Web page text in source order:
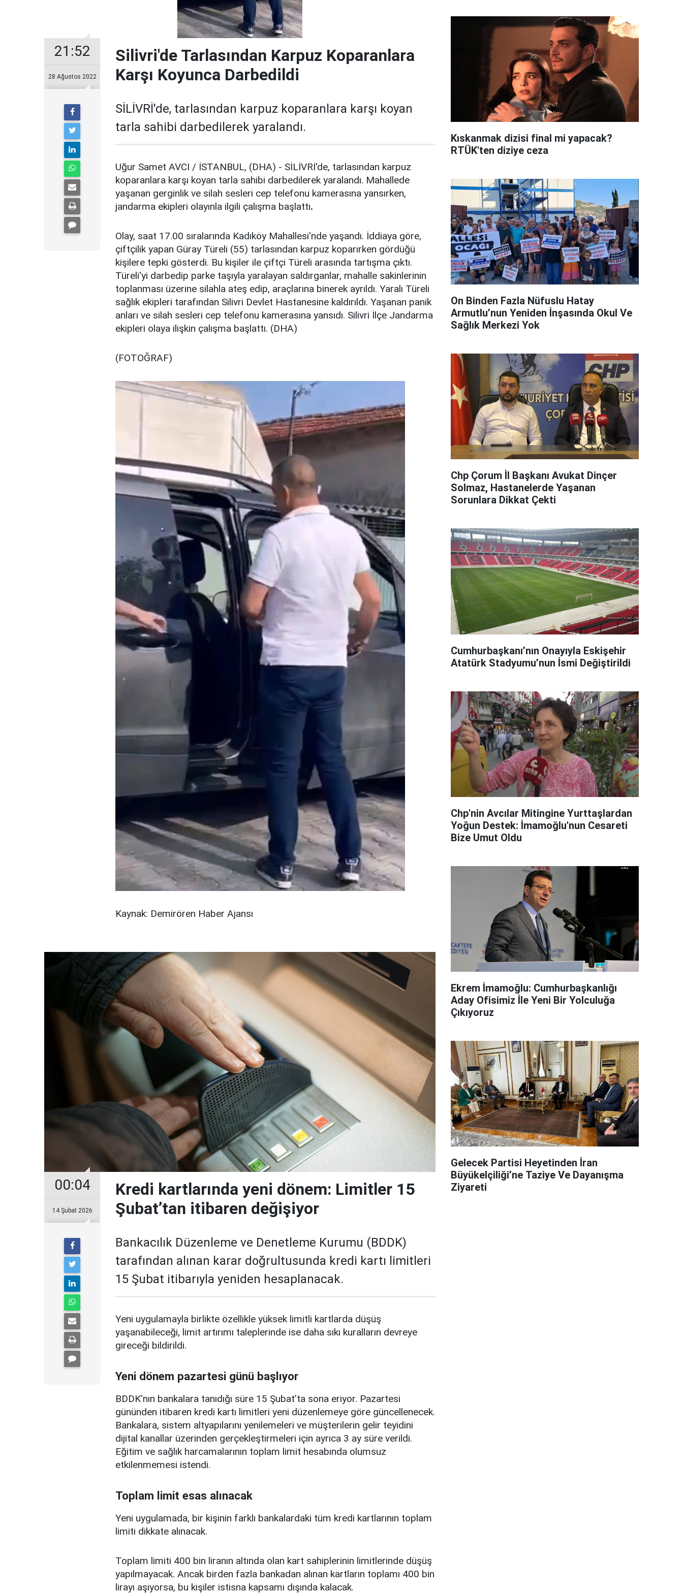
21:52
28 Ağustos 2022
Silivri'de Tarlasından Karpuz Koparanlara
Karşı Koyunca Darbedildi
SİLİVRİ'de, tarlasından karpuz koparanlara karşı koyan
tarla sahibi darbedilerek yaralandı.
Uğur Samet AVCI / İSTANBUL, (DHA) - SİLİVRİ'de, tarlasından karpuz
koparanlara karşı koyan tarla sahibi darbedilerek yaralandı. Mahallede
yaşanan gerginlik ve silah sesleri cep telefonu kamerasına yansırken,
jandarma ekipleri olayınla ilgili çalışma başlattı.
Olay, saat 17.00 sıralarında Kadıköy Mahallesi'nde yaşandı. İddiaya göre,
çiftçilik yapan Güray Türeli (55) tarlasından karpuz koparırken gördüğü
kişilere tepki gösterdi. Bu kişiler ile çiftçi Türeli arasında tartışma çıktı.
Türeli'yi darbedip parke taşıyla yaralayan saldırganlar, mahalle sakinlerinin
toplanması üzerine silahla ateş edip, araçlarına binerek ayrıldı. Yaralı Türeli
sağlık ekipleri tarafından Silivri Devlet Hastanesine kaldırıldı. Yaşanan panik
anları ve silah sesleri cep telefonu kamerasına yansıdı. Silivri İlçe Jandarma
ekipleri olaya ilişkin çalışma başlattı. (DHA)
(FOTOĞRAF)
Kaynak: Demirören Haber Ajansı
00:04
14 Şubat 2026
Kredi kartlarında yeni dönem: Limitler 15
Şubat’tan itibaren değişiyor
Bankacılık Düzenleme ve Denetleme Kurumu (BDDK)
tarafından alınan karar doğrultusunda kredi kartı limitleri
15 Şubat itibarıyla yeniden hesaplanacak.
Yeni uygulamayla birlikte özellikle yüksek limitli kartlarda düşüş
yaşanabileceği, limit artırımı taleplerinde ise daha sıkı kuralların devreye
gireceği bildirildi.
Yeni dönem pazartesi günü başlıyor
BDDK’nın bankalara tanıdığı süre 15 Şubat’ta sona eriyor. Pazartesi
gününden itibaren kredi kartı limitleri yeni düzenlemeye göre güncellenecek.
Bankalara, sistem altyapılarını yenilemeleri ve müşterilerin gelir teyidini
dijital kanallar üzerinden gerçekleştirmeleri için ayrıca 3 ay süre verildi.
Eğitim ve sağlık harcamalarının toplam limit hesabında olumsuz
etkilenmemesi istendi.
Toplam limit esas alınacak
Yeni uygulamada, bir kişinin farklı bankalardaki tüm kredi kartlarının toplam
limiti dikkate alınacak.
Toplam limiti 400 bin liranın altında olan kart sahiplerinin limitlerinde düşüş
yapılmayacak. Ancak birden fazla bankadan alınan kartların toplamı 400 bin
lirayı aşıyorsa, bu kişiler istisna kapsamı dışında kalacak.
Kıskanmak dizisi final mi yapacak?
RTÜK'ten diziye ceza
On Binden Fazla Nüfuslu Hatay
Armutlu’nun Yeniden İnşasında Okul Ve
Sağlık Merkezi Yok
Chp Çorum İl Başkanı Avukat Dinçer
Solmaz, Hastanelerde Yaşanan
Sorunlara Dikkat Çekti
Cumhurbaşkanı’nın Onayıyla Eskişehir
Atatürk Stadyumu’nun İsmi Değiştirildi
Chp'nin Avcılar Mitingine Yurttaşlardan
Yoğun Destek: İmamoğlu'nun Cesareti
Bize Umut Oldu
Ekrem İmamoğlu: Cumhurbaşkanlığı
Aday Ofisimiz İle Yeni Bir Yolculuğa
Çıkıyoruz
Gelecek Partisi Heyetinden İran
Büyükelçiliği’ne Taziye Ve Dayanışma
Ziyareti